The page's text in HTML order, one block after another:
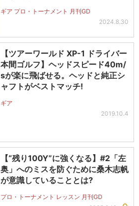
ギア プロ・トーナメント 月刊GD
2024.8.30
【ツアーワールド XP-1 ドライバー
本間ゴルフ】ヘッドスピード40m/
sが楽に飛ばせる。ヘッドと純正シ
ャフトがベストマッチ!
ギア
2019.10.4
【“残り100Y”に強くなる】#2「左
奥」へのミスを防ぐために桑木志帆
が意識していることとは?
プロ・トーナメント レッスン 月刊GD